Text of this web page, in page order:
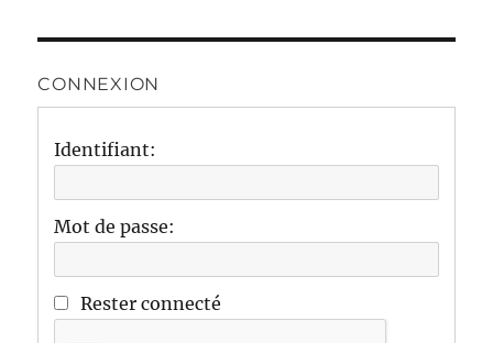
CONNEXION
Identifiant:
Mot de passe:
Rester connecté